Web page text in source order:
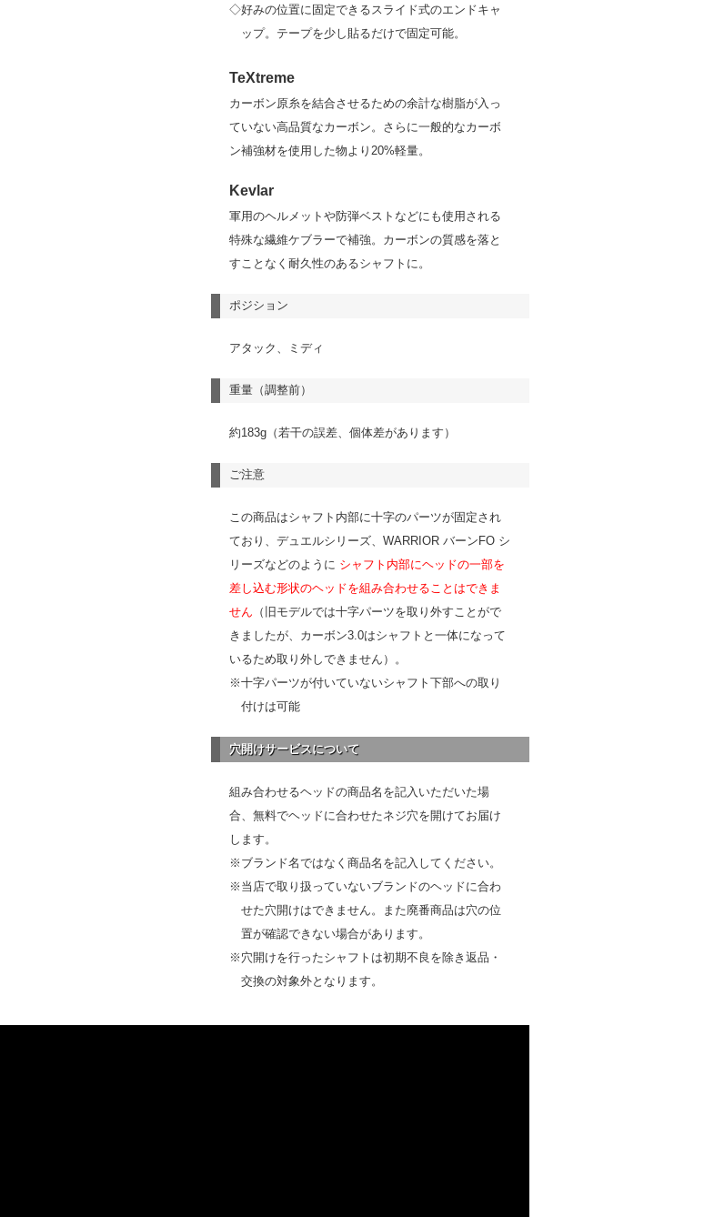
◇好みの位置に固定できるスライド式のエンドキャ
ップ。テープを少し貼るだけで固定可能。
TeXtreme
カーボン原糸を結合させるための余計な樹脂が入っ
ていない高品質なカーボン。さらに一般的なカーボ
ン補強材を使用した物より20%軽量。
Kevlar
軍用のヘルメットや防弾ベストなどにも使用される
特殊な繊維ケブラーで補強。カーボンの質感を落と
すことなく耐久性のあるシャフトに。
ポジション
アタック、ミディ
重量（調整前）
約183g（若干の誤差、個体差があります）
ご注意
この商品はシャフト内部に十字のパーツが固定され
ており、デュエルシリーズ、WARRIOR バーンFO シ
リーズなどのように シャフト内部にヘッドの一部を
差し込む形状のヘッドを組み合わせることはできま
せん （旧モデルでは十字パーツを取り外すことがで
きましたが、カーボン3.0はシャフトと一体になって
いるため取り外しできません）。
※十字パーツが付いていないシャフト下部への取り
付けは可能
穴開けサービスについて
組み合わせるヘッドの商品名を記入いただいた場
合、無料でヘッドに合わせたネジ穴を開けてお届け
します。
※ブランド名ではなく商品名を記入してください。
※当店で取り扱っていないブランドのヘッドに合わ
せた穴開けはできません。また廃番商品は穴の位
置が確認できない場合があります。
※穴開けを行ったシャフトは初期不良を除き返品・
交換の対象外となります。